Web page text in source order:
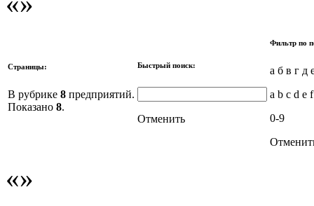
Страницы:
В рубрике 8 предприятий.
Показано 8.
Быстрый поиск:
Отменить
Фильтр по
а б в г д
a b c d e
0-9